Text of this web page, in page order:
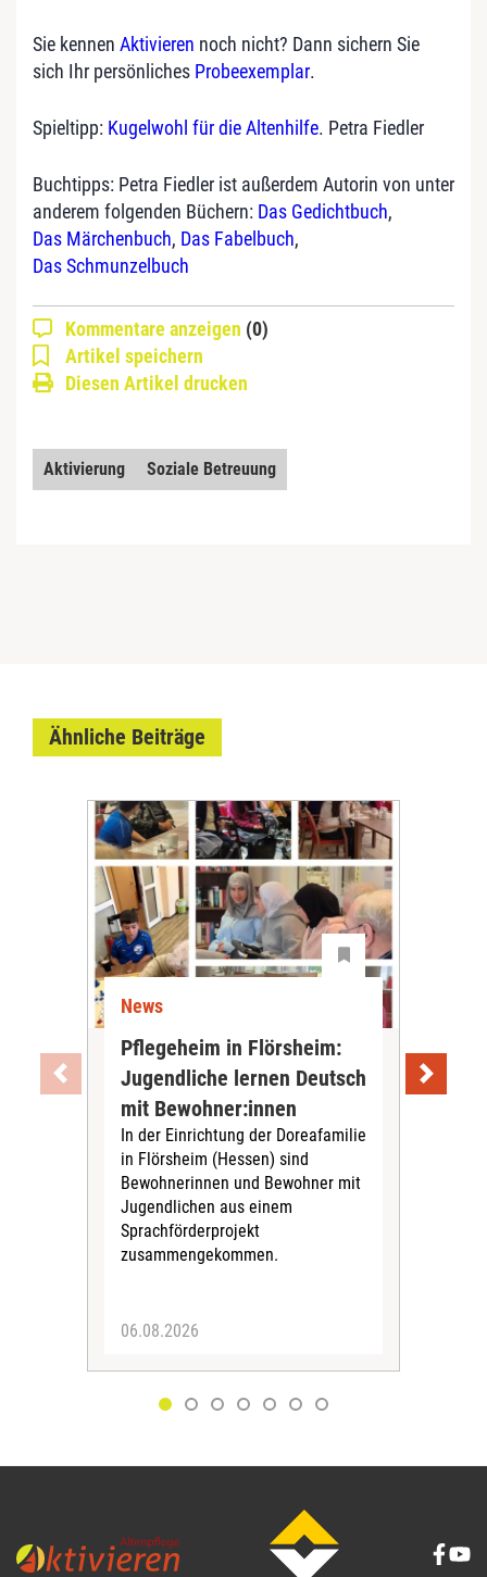
Sie kennen Aktivieren noch nicht? Dann sichern Sie
sich Ihr persönliches Probeexemplar.
Spieltipp: Kugelwohl für die Altenhilfe. Petra Fiedler
Buchtipps: Petra Fiedler ist außerdem Autorin von unter
anderem folgenden Büchern: Das Gedichtbuch,
Das Märchenbuch, Das Fabelbuch,
Das Schmunzelbuch
Kommentare anzeigen (0)
Artikel speichern
Diesen Artikel drucken
Aktivierung Soziale Betreuung
Ähnliche Beiträge
News
Pflegeheim in Flörsheim:
Jugendliche lernen Deutsch
mit Bewohner:innen
In der Einrichtung der Doreafamilie
in Flörsheim (Hessen) sind
Bewohnerinnen und Bewohner mit
Jugendlichen aus einem
Sprachförderprojekt
zusammengekommen.
06.08.2026